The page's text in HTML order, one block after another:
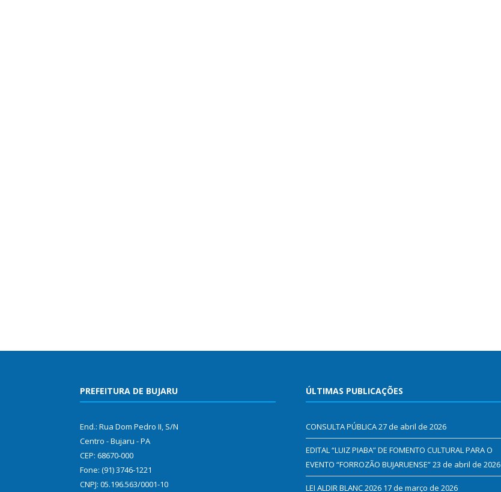
PREFEITURA DE BUJARU
End.: Rua Dom Pedro II, S/N
Centro - Bujaru - PA
CEP: 68670-000
Fone: (91) 3746-1221
CNPJ: 05.196.563/0001-10
ÚLTIMAS PUBLICAÇÕES
CONSULTA PÚBLICA27 de abril de 2026
EDITAL “LUIZ PIABA” DE FOMENTO CULTURAL PARA O
EVENTO “FORROZÃO BUJARUENSE”23 de abril de 2026
LEI ALDIR BLANC 2026 17 de março de 2026